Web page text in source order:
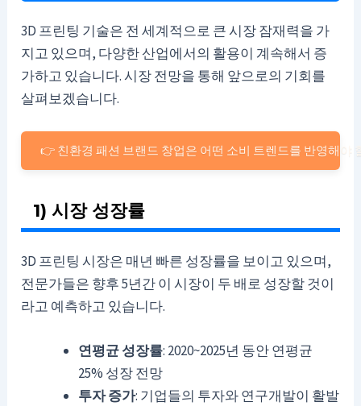
3D 프린팅 기술은 전 세계적으로 큰 시장 잠재력을 가
지고 있으며, 다양한 산업에서의 활용이 계속해서 증
가하고 있습니다. 시장 전망을 통해 앞으로의 기회를
살펴보겠습니다.
👉 친환경 패션 브랜드 창업은 어떤 소비 트렌드를 반영해야
1) 시장 성장률
3D 프린팅 시장은 매년 빠른 성장률을 보이고 있으며,
전문가들은 향후 5년간 이 시장이 두 배로 성장할 것이
라고 예측하고 있습니다.
연평균 성장률: 2020~2025년 동안 연평균
25% 성장 전망
투자 증가: 기업들의 투자와 연구개발이 활발